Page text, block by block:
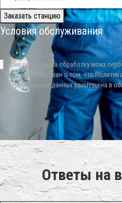
Заказать станцию
Условия обслуживания
Даюсогласие на обработку моих
проинформирован о том, что
персональных данных размещена в
Ответы на